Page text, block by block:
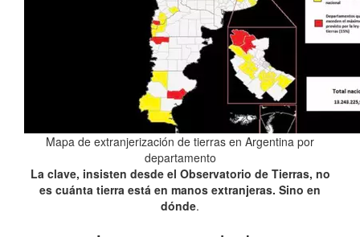
Mapa de extranjerización de tierras en Argentina por
departamento
La clave, insisten desde el Observatorio de Tierras, no
es cuánta tierra está en manos extranjeras. Sino en
dónde.